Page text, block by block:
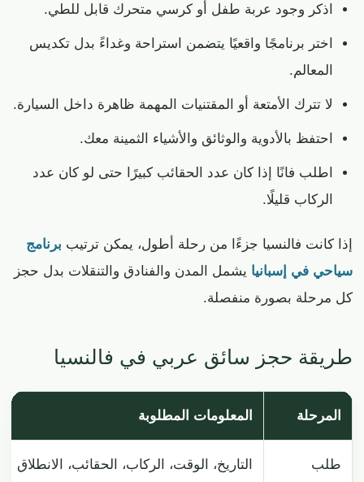
اذكر وجود عربة طفل أو كرسي متحرك قابل للطي.
اختر برنامجًا واقعيًا يتضمن استراحة وغداءً بدل تكديس
المعالم.
لا تترك الأمتعة أو المقتنيات المهمة ظاهرة داخل السيارة.
احتفظ بالأدوية والوثائق والأشياء الثمينة معك.
اطلب فانًا إذا كان عدد الحقائب كبيرًا حتى لو كان عدد
الركاب قليلًا.
إذا كانت فالنسيا جزءًا من رحلة أطول، يمكن ترتيب برنامج
سياحي في إسبانيا يشمل المدن والفنادق والتنقلات بدل حجز
كل مرحلة بصورة منفصلة.
طريقة حجز سائق عربي في فالنسيا
المرحلة المعلومات المطلوبة
طلب
التاريخ، الوقت، الركاب، الحقائب، الانطلاق